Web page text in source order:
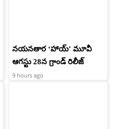
నయనతార ‘హాయ్’ మూవీ
ఆగస్టు 28న గ్రాండ్ రిలీజ్
9 hours ago